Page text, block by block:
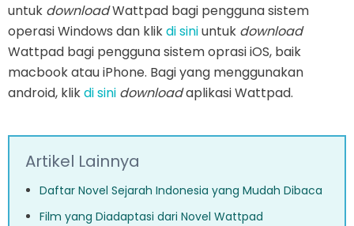
untuk downloadWattpad bagi pengguna sistem
operasi Windows dan klikdi siniuntuk download
Wattpad bagi pengguna sistem oprasi iOS, baik
macbook atau iPhone. Bagi yang menggunakan
android, klikdi sini downloadaplikasi Wattpad.
Artikel Lainnya
Daftar Novel Sejarah Indonesia yang Mudah Dibaca
Film yang Diadaptasi dari Novel Wattpad